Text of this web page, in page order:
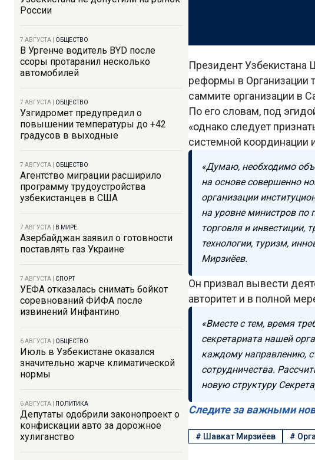
России
7 АВГУСТА ОБЩЕСТВО
В Ургенче водитель BYD после
ссоры протаранил несколько
автомобилей
7 АВГУСТА ОБЩЕСТВО
Узгидромет предупредил о
повышении температуры до +42
градусов в выходные
7 АВГУСТА ОБЩЕСТВО
Агентство миграции расширило
программу трудоустройства
узбекистанцев в США
7 АВГУСТА В МИРЕ
Азербайджан заявил о готовности
поставлять газ Украине
7 АВГУСТА СПОРТ
УЕФА отказалась снимать бойкот
соревнований ФИФА после
извинений Инфантино
6 АВГУСТА ОБЩЕСТВО
Июль в Узбекистане оказался
значительно жарче климатической
нормы
6 АВГУСТА ПОЛИТИКА
Депутаты одобрили законопроект о
конфискации авто за дорожное
хулиганство
Президент Узбекистана
реформы в Организации
саммите организации в
По его словам, под
«однако следует
системной координации
«Думаю, необходимо
на основе совершенно
организации
на уровне министров по
торговля и инвестиции,
технологии, туризм,
Мирзиёев.
Он призвал вывести
авторитет и в полной
«Вместе с тем, время
секретариата нашей
каждому направлению,
сотрудничества.
новую структуру
Следите за важными
# Шавкат Мирзиёев #